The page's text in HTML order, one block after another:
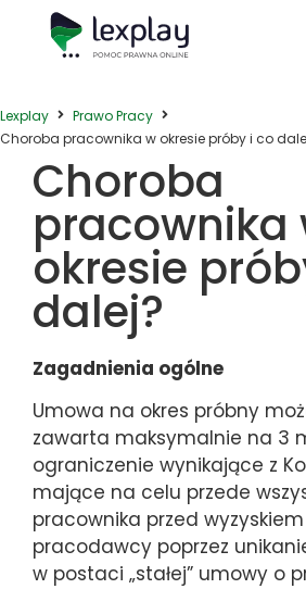
Lexplay
Prawo Pracy
Choroba pracownika w okresie próby i co
Choroba
pracownika
okresie
dalej?
Zagadnienia ogólne
Umowa na okres próbny
zawarta maksymalnie na 3
ograniczenie wynikające z
mające na celu przede
pracownika przed
pracodawcy poprzez
w postaci „stałej” umowy o